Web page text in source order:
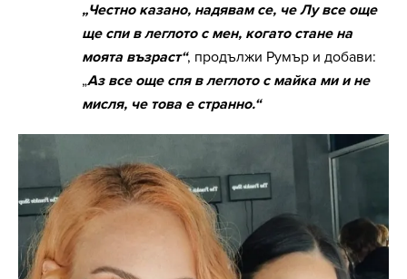
„Честно казано, надявам се, че Лу все още
ще спи в леглото с мен, когато стане на
моята възраст“, продължи Румър и добави:
„Аз все още спя в леглото с майка ми и не
мисля, че това е странно.“